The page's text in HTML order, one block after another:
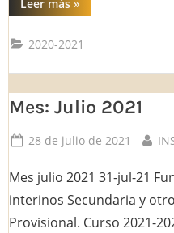
Leer más
Julio
»
2020-2021
Mes: Julio 2021
Posted
28 de julio de 2021 By
Mes julio 2021 31-jul-21
interinos Secundaria y
Provisional. Curso 2021-